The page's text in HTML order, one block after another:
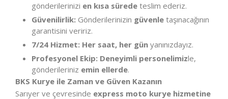
gönderilerinizi en kısa sürede teslim ederiz.
Güvenilirlik: Gönderilerinizin güvenle taşınacağının
garantisini veririz.
7/24 Hizmet: Her saat, her gün yanınızdayız.
Profesyonel Ekip: Deneyimli personelimizle,
gönderileriniz emin ellerde.
BKS Kurye ile Zaman ve Güven Kazanın
Sarıyer ve çevresinde express moto kurye hizmetine